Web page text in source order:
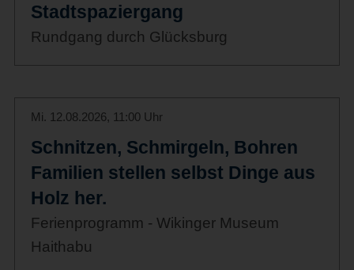
Stadtspaziergang
Rundgang durch Glücksburg
Mi. 12.08.2026, 11:00 Uhr
Schnitzen, Schmirgeln, Bohren
Familien stellen selbst Dinge aus
Holz her.
Ferienprogramm - Wikinger Museum
Haithabu